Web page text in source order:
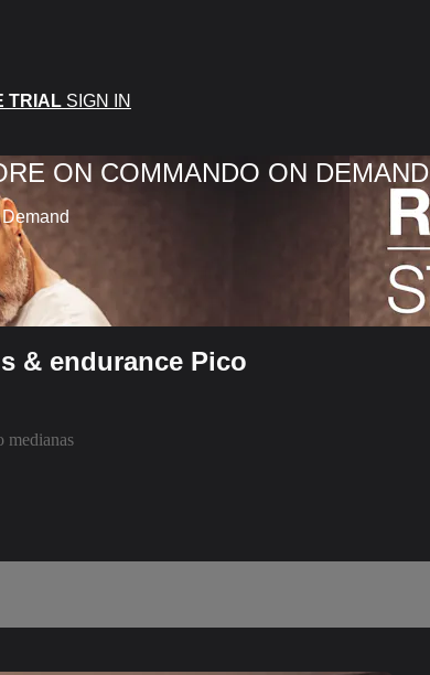
TRIAL SIGN IN
ON COMMANDO ON DEMAND
& endurance Pico
medianas